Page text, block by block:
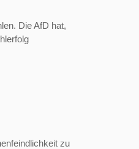
Die AfD hat,
zu